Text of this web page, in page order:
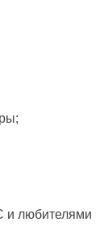
любителями